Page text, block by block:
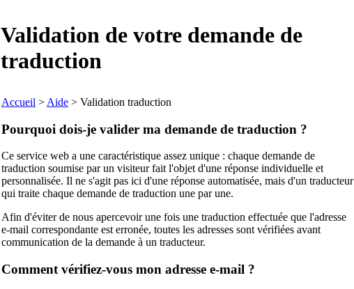
Validation de votre demande de
traduction
Accueil > Aide > Validation traduction
Pourquoi dois-je valider ma demande de traduction ?
Ce service web a une caractéristique assez unique : chaque demande de
traduction soumise par un visiteur fait l'objet d'une réponse individuelle et
personnalisée. Il ne s'agit pas ici d'une réponse automatisée, mais d'un traducteur
qui traite chaque demande de traduction une par une.
Afin d'éviter de nous apercevoir une fois une traduction effectuée que l'adresse
e-mail correspondante est erronée, toutes les adresses sont vérifiées avant
communication de la demande à un traducteur.
Comment vérifiez-vous mon adresse e-mail ?